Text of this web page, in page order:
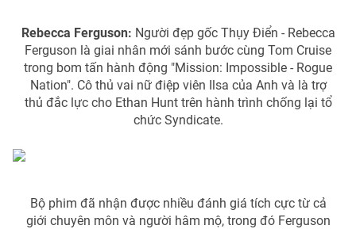
Rebecca Ferguson: Người đẹp gốc Thụy Điển - Rebecca
Ferguson là giai nhân mới sánh bước cùng Tom Cruise
trong bom tấn hành động "Mission: Impossible - Rogue
Nation". Cô thủ vai nữ điệp viên Ilsa của Anh và là trợ
thủ đắc lực cho Ethan Hunt trên hành trình chống lại tổ
chức Syndicate.
Bộ phim đã nhận được nhiều đánh giá tích cực từ cả
giới chuyên môn và người hâm mộ, trong đó Ferguson